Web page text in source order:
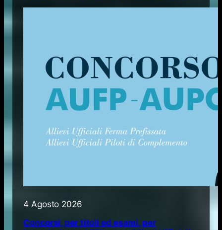
4 Agosto 2026
Concorsi, per titoli ed esami, per